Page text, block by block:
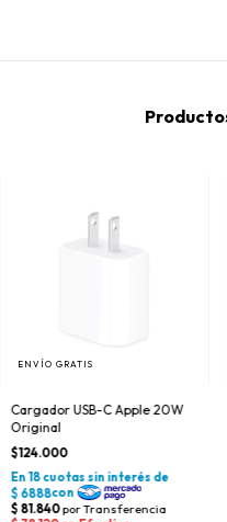
ENVÍO GRATIS
Cargador USB-C Apple 20W
Original
$124.000